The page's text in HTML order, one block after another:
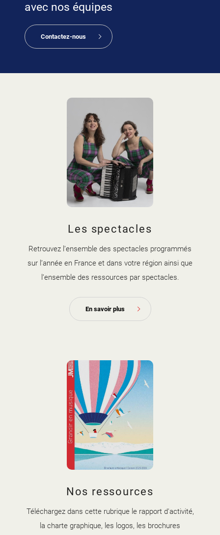
avec nos équipes
Contactez-nous
Les spectacles
Retrouvez l’ensemble des spectacles programmés
sur l’année en France et dans votre région ainsi que
l’ensemble des ressources par spectacles.
En savoir plus
2025-2026.jpg
Nos ressources
Téléchargez dans cette rubrique le rapport d'activité,
la charte graphique, les logos, les brochures